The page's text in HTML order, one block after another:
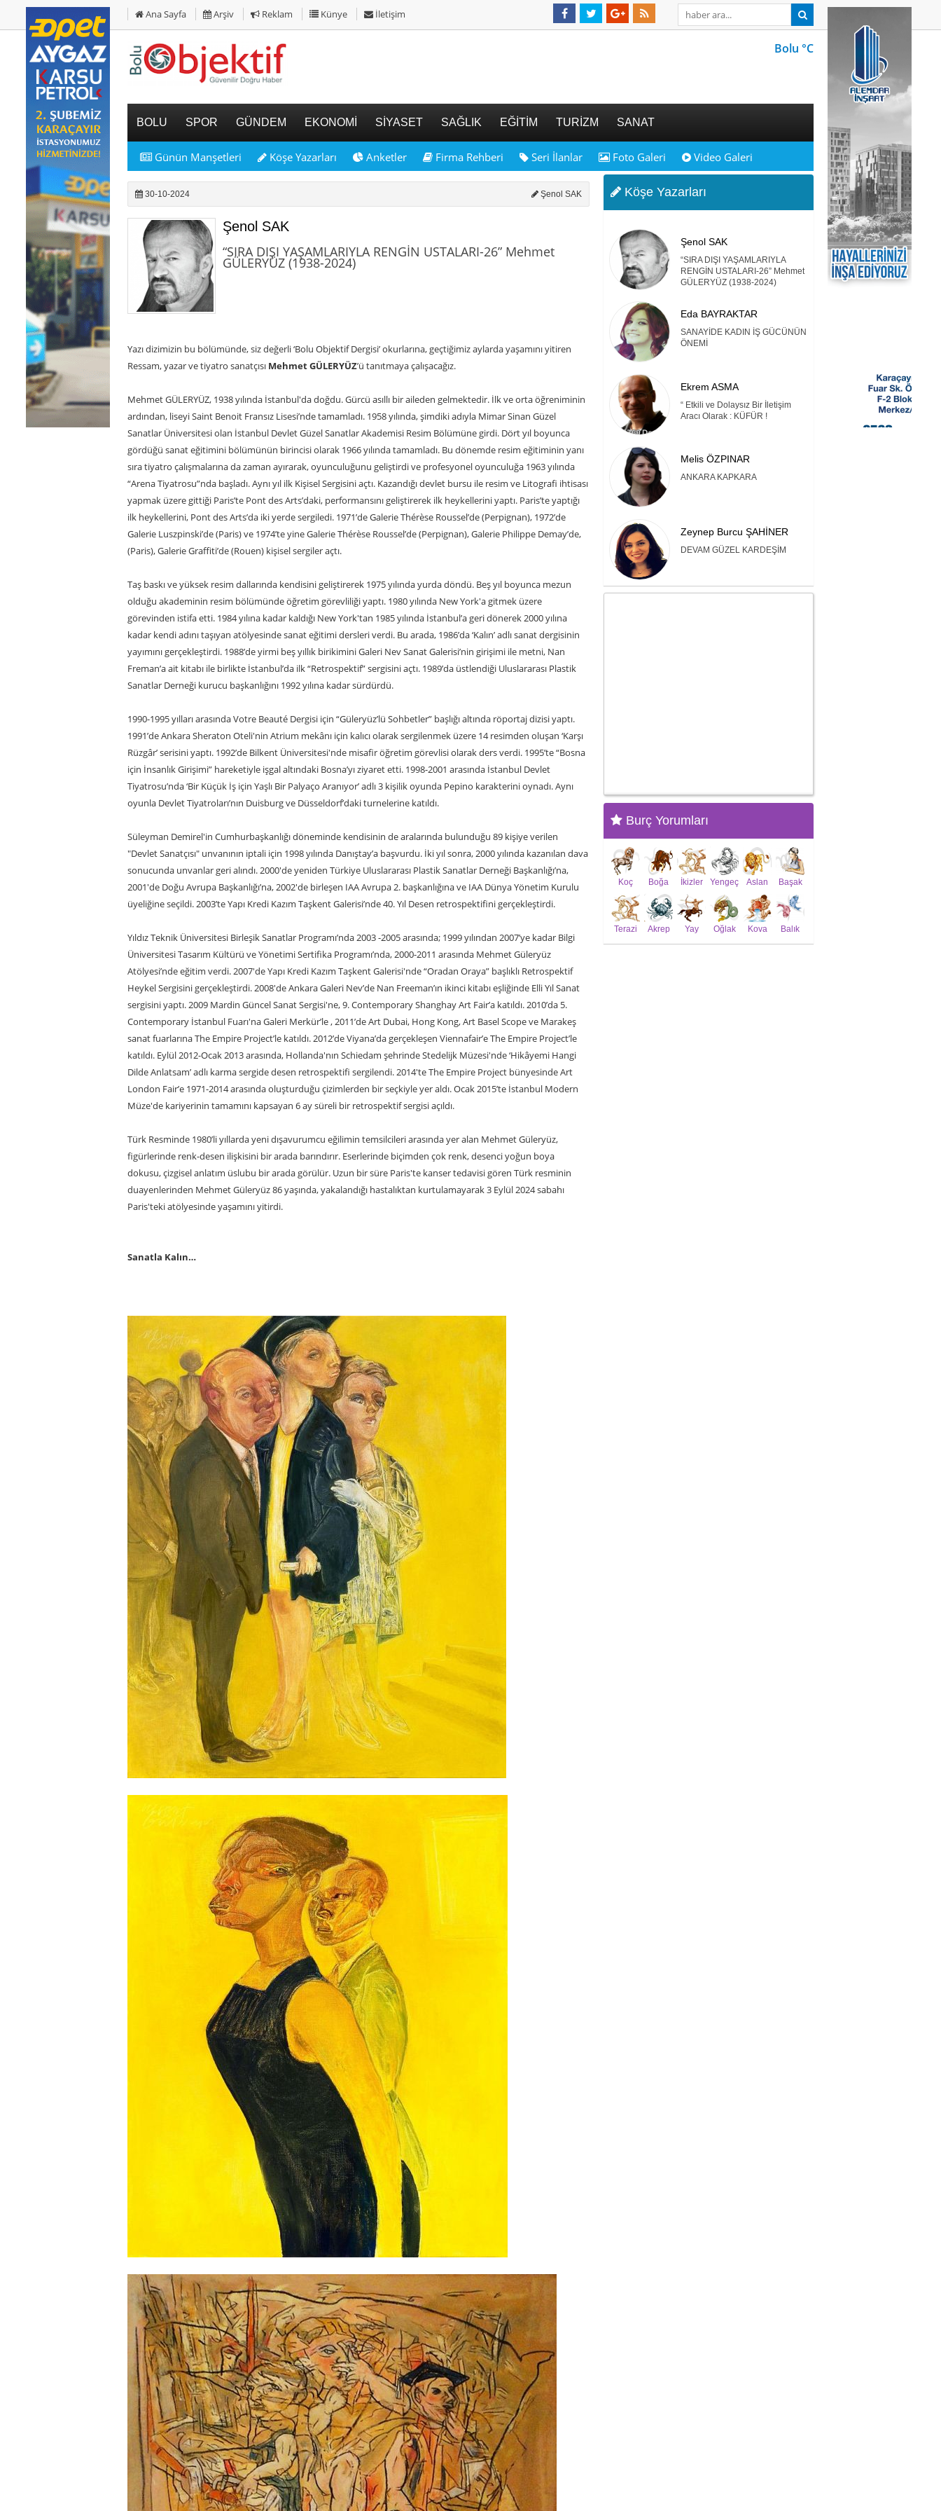
Ana Sayfa Arşiv Reklam Künye İletişim
Bolu °C
BOLU SPOR GÜNDEM EKONOMİ SİYASET SAĞLIK EĞİTİM TURİZM SANAT
Günün Manşetleri Köşe Yazarları Anketler Firma Rehberi Seri İlanlar Foto Galeri Video Galeri
30-10-2024 Şenol SAK
Şenol SAK
“SIRA DIŞI YAŞAMLARIYLA RENGİN USTALARI-26” Mehmet
GÜLERYÜZ (1938-2024)
Yazı dizimizin bu bölümünde, siz değerli ‘Bolu Objektif Dergisi’ okurlarına, geçtiğimiz aylarda yaşamını yitiren
Ressam, yazar ve tiyatro sanatçısı Mehmet GÜLERYÜZ’ü tanıtmaya çalışacağız.
Mehmet GÜLERYÜZ, 1938 yılında İstanbul'da doğdu. Gürcü asıllı bir aileden gelmektedir. İlk ve orta öğreniminin
ardından, liseyi Saint Benoit Fransız Lisesi’nde tamamladı. 1958 yılında, şimdiki adıyla Mimar Sinan Güzel
Sanatlar Üniversitesi olan İstanbul Devlet Güzel Sanatlar Akademisi Resim Bölümüne girdi. Dört yıl boyunca
gördüğü sanat eğitimini bölümünün birincisi olarak 1966 yılında tamamladı. Bu dönemde resim eğitiminin yanı
sıra tiyatro çalışmalarına da zaman ayırarak, oyunculuğunu geliştirdi ve profesyonel oyunculuğa 1963 yılında
“Arena Tiyatrosu”nda başladı. Aynı yıl ilk Kişisel Sergisini açtı. Kazandığı devlet bursu ile resim ve Litografi ihtisası
yapmak üzere gittiği Paris’te Pont des Arts’daki, performansını geliştirerek ilk heykellerini yaptı. Paris’te yaptığı
ilk heykellerini, Pont des Arts’da iki yerde sergiledi. 1971’de Galerie Thérèse Roussel’de (Perpignan), 1972’de
Galerie Luszpinski’de (Paris) ve 1974’te yine Galerie Thérèse Roussel’de (Perpignan), Galerie Philippe Demay’de,
(Paris), Galerie Graffiti’de (Rouen) kişisel sergiler açtı.
Taş baskı ve yüksek resim dallarında kendisini geliştirerek 1975 yılında yurda döndü. Beş yıl boyunca mezun
olduğu akademinin resim bölümünde öğretim görevliliği yaptı. 1980 yılında New York'a gitmek üzere
görevinden istifa etti. 1984 yılına kadar kaldığı New York'tan 1985 yılında İstanbul’a geri dönerek 2000 yılına
kadar kendi adını taşıyan atölyesinde sanat eğitimi dersleri verdi. Bu arada, 1986’da ‘Kalın’ adlı sanat dergisinin
yayımını gerçekleştirdi. 1988’de yirmi beş yıllık birikimini Galeri Nev Sanat Galerisi’nin girişimi ile metni, Nan
Freman’a ait kitabı ile birlikte İstanbul’da ilk “Retrospektif” sergisini açtı. 1989’da üstlendiği Uluslararası Plastik
Sanatlar Derneği kurucu başkanlığını 1992 yılına kadar sürdürdü.
1990-1995 yılları arasında Votre Beauté Dergisi için “Güleryüz’lü Sohbetler” başlığı altında röportaj dizisi yaptı.
1991’de Ankara Sheraton Oteli'nin Atrium mekânı için kalıcı olarak sergilenmek üzere 14 resimden oluşan ‘Karşı
Rüzgâr’ serisini yaptı. 1992’de Bilkent Üniversitesi'nde misafir öğretim görevlisi olarak ders verdi. 1995’te “Bosna
için İnsanlık Girişimi” hareketiyle işgal altındaki Bosna’yı ziyaret etti. 1998-2001 arasında İstanbul Devlet
Tiyatrosu’nda ‘Bir Küçük İş için Yaşlı Bir Palyaço Aranıyor’ adlı 3 kişilik oyunda Pepino karakterini oynadı. Aynı
oyunla Devlet Tiyatroları’nın Duisburg ve Düsseldorf’daki turnelerine katıldı.
Süleyman Demirel'in Cumhurbaşkanlığı döneminde kendisinin de aralarında bulunduğu 89 kişiye verilen
"Devlet Sanatçısı" unvanının iptali için 1998 yılında Danıştay’a başvurdu. İki yıl sonra, 2000 yılında kazanılan dava
sonucunda unvanlar geri alındı. 2000'de yeniden Türkiye Uluslararası Plastik Sanatlar Derneği Başkanlığı’na,
2001'de Doğu Avrupa Başkanlığı’na, 2002'de birleşen IAA Avrupa 2. başkanlığına ve IAA Dünya Yönetim Kurulu
üyeliğine seçildi. 2003’te Yapı Kredi Kazım Taşkent Galerisi’nde 40. Yıl Desen retrospektifini gerçekleştirdi.
Yıldız Teknik Üniversitesi Birleşik Sanatlar Programı’nda 2003 -2005 arasında; 1999 yılından 2007’ye kadar Bilgi
Üniversitesi Tasarım Kültürü ve Yönetimi Sertifika Programı’nda, 2000-2011 arasında Mehmet Güleryüz
Atölyesi’nde eğitim verdi. 2007'de Yapı Kredi Kazım Taşkent Galerisi'nde “Oradan Oraya” başlıklı Retrospektif
Heykel Sergisini gerçekleştirdi. 2008'de Ankara Galeri Nev’de Nan Freeman’ın ikinci kitabı eşliğinde Elli Yıl Sanat
sergisini yaptı. 2009 Mardin Güncel Sanat Sergisi'ne, 9. Contemporary Shanghay Art Fair’a katıldı. 2010’da 5.
Contemporary İstanbul Fuarı'na Galeri Merkür’le , 2011’de Art Dubai, Hong Kong, Art Basel Scope ve Marakeş
sanat fuarlarına The Empire Project’le katıldı. 2012’de Viyana’da gerçekleşen Viennafair’e The Empire Project’le
katıldı. Eylül 2012-Ocak 2013 arasında, Hollanda'nın Schiedam şehrinde Stedelijk Müzesi'nde ‘Hikâyemi Hangi
Dilde Anlatsam’ adlı karma sergide desen retrospektifi sergilendi. 2014'te The Empire Project bünyesinde Art
London Fair’e 1971-2014 arasında oluşturduğu çizimlerden bir seçkiyle yer aldı. Ocak 2015’te İstanbul Modern
Müze'de kariyerinin tamamını kapsayan 6 ay süreli bir retrospektif sergisi açıldı.
Türk Resminde 1980’li yıllarda yeni dışavurumcu eğilimin temsilcileri arasında yer alan Mehmet Güleryüz,
figürlerinde renk-desen ilişkisini bir arada barındırır. Eserlerinde biçimden çok renk, desenci yoğun boya
dokusu, çizgisel anlatım üslubu bir arada görülür. Uzun bir süre Paris'te kanser tedavisi gören Türk resminin
duayenlerinden Mehmet Güleryüz 86 yaşında, yakalandığı hastalıktan kurtulamayarak 3 Eylül 2024 sabahı
Paris'teki atölyesinde yaşamını yitirdi.
Sanatla Kalın…
Köşe Yazarları
Şenol SAK
“SIRA DIŞI YAŞAMLARIYLA
RENGİN USTALARI-26” Mehmet
GÜLERYÜZ (1938-2024)
Eda BAYRAKTAR
SANAYİDE KADIN İŞ GÜCÜNÜN
ÖNEMİ
Ekrem ASMA
“ Etkili ve Dolaysız Bir İletişim
Aracı Olarak : KÜFÜR !
Melis ÖZPINAR
ANKARA KAPKARA
Zeynep Burcu ŞAHİNER
DEVAM GÜZEL KARDEŞİM
Burç Yorumları
Koç Boğa İkizler Yengeç Aslan Başak
Terazi Akrep Yay Oğlak Kova Balık